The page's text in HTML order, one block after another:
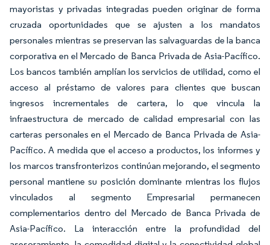
mayoristas y privadas integradas pueden originar de forma
cruzada oportunidades que se ajusten a los mandatos
personales mientras se preservan las salvaguardas de la banca
corporativa en el Mercado de Banca Privada de Asia-Pacífico.
Los bancos también amplían los servicios de utilidad, como el
acceso al préstamo de valores para clientes que buscan
ingresos incrementales de cartera, lo que vincula la
infraestructura de mercado de calidad empresarial con las
carteras personales en el Mercado de Banca Privada de Asia-
Pacífico. A medida que el acceso a productos, los informes y
los marcos transfronterizos continúan mejorando, el segmento
personal mantiene su posición dominante mientras los flujos
vinculados al segmento Empresarial permanecen
complementarios dentro del Mercado de Banca Privada de
Asia-Pacífico. La interacción entre la profundidad del